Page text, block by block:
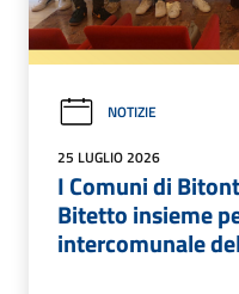
NOTIZIE
25 LUGLIO 2026
I Comuni di
Bitetto insieme
intercomunale